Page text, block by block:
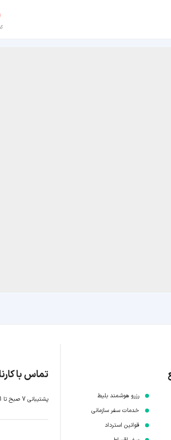
رزرو هوشمند بلیط
خدمات سفر سازمانی
قوانین استرداد
تماس با
پشتیبانی 7 صبح تا 1 بامداد: